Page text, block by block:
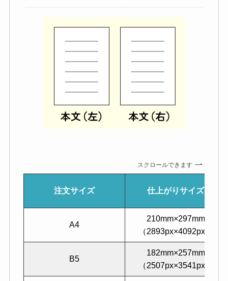
スクロールできます
注文サイズ 仕上がりサイズ
A4
210mm×297mm
（2893px×4092px）
B5
182mm×257mm
（2507px×3541px）